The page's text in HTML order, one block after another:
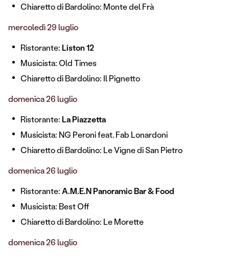
Chiaretto di Bardolino: Monte del Frà
mercoledì 29 luglio
Ristorante: Liston 12
Musicista: Old Times
Chiaretto di Bardolino: Il Pignetto
domenica 26 luglio
Ristorante: La Piazzetta
Musicista: NG Peroni feat. Fab Lonardoni
Chiaretto di Bardolino: Le Vigne di San Pietro
domenica 26 luglio
Ristorante:A.M.E.N Panoramic Bar & Food
Musicista: Best Off
Chiaretto di Bardolino: Le Morette
domenica 26 luglio